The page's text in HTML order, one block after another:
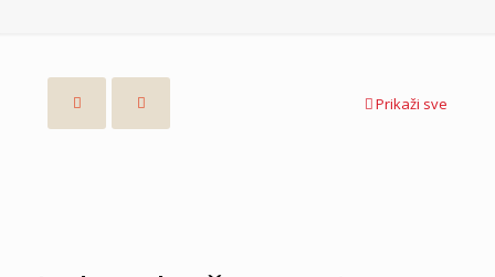
Prikaži sve